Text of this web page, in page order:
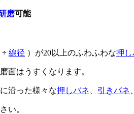
磨可能
÷ 線径 ）が20以上のふわふわな押
面はうすくなります。
沿った様々な押しバネ 引きバネ
い。